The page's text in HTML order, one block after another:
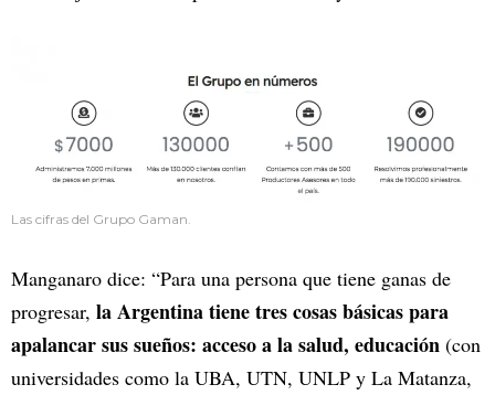
Las cifras del Grupo Gaman.
Manganaro dice: “Para una persona que tiene ganas de
progresar, la Argentina tiene tres cosas básicas para
apalancar sus sueños: acceso a la salud, educación (con
universidades como la UBA, UTN, UNLP y La Matanza,